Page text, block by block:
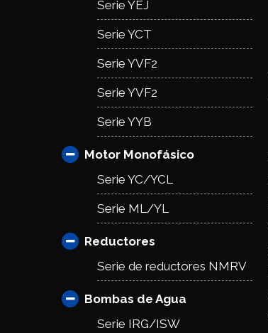
Serie YEJ
Serie YCT
Serie YVF2
Serie YVF2
Serie YYB
Motor Monofásico
Serie YC/YCL
Serie ML/YL
Reductores
Serie de reductores NMRV
Bombas de Agua
Serie IRG/ISW